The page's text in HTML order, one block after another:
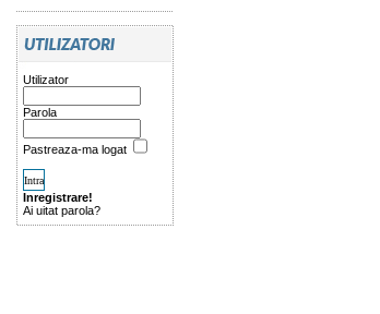
Utilizator
Parola
Pastreaza-ma logat
Inregistrare!
Ai uitat parola?